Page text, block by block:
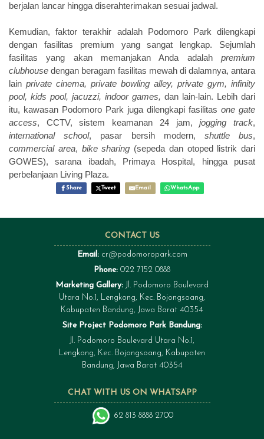
berjalan lancar hingga diserahterimakan sesuai jadwal.
Kemudian, faktor terakhir adalah Podomoro Park dilengkapi
dengan fasilitas premium yang sangat lengkap. Sejumlah
fasilitas yang akan memanjakan Anda adalah premium
clubhouse dengan beragam fasilitas mewah di dalamnya, antara
lain private cinema, private bowling alley, private gym, infinity
pool, kids pool, jacuzzi, indoor games, dan lain-lain. Lebih dari
itu, kawasan Podomoro Park juga dilengkapi fasilitas one gate
access, CCTV, sistem keamanan 24 jam,jogging track,
international school, pasar bersih modern, shuttle bus,
commercial area, bike sharing (sepeda dan otoped listrik dari
GOWES), sarana ibadah, Primaya Hospital, hingga pusat
perbelanjaan Living Plaza.
Share Tweet Email WhatsApp
CHAT WITH US ON WHATSAPP
62 813 8888 2700
CONTACT US
Email: cr@podomoropark.com
Phone: 022 7152 0888
Marketing Gallery: Jl. Podomoro Boulevard
Utara No.1, Lengkong, Kec. Bojongsoang,
Kabupaten Bandung, Jawa Barat 40354
Site Project Podomoro Park Bandung:
Jl. Podomoro Boulevard Utara No.1,
Lengkong, Kec. Bojongsoang, Kabupaten
Bandung, Jawa Barat 40354